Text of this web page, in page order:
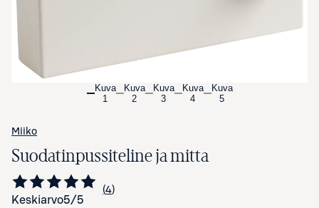
Kuva
1
Kuva
2
Kuva
3
Kuva
4
Kuva
5
Miiko
Suodatinpussiteline ja mitta
Keskiarvo5/5 Siirry arvioihin
4
kappaletta